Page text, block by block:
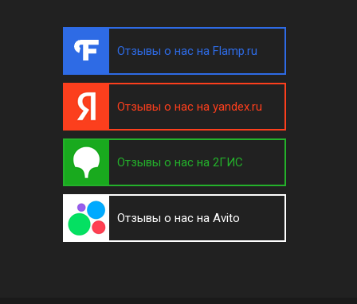
Отзывы о нас на Flamp.ru
Отзывы о нас на yandex.ru
Отзывы о нас на 2ГИС
Отзывы о нас на Avito